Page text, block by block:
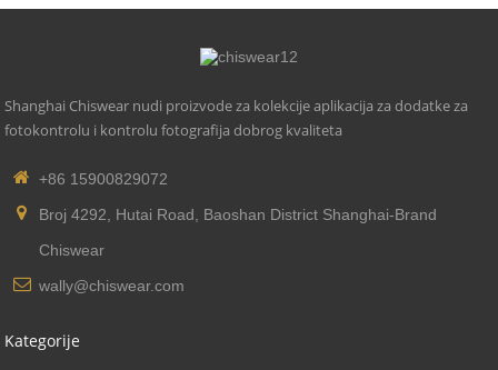
Shanghai Chiswear nudi proizvode za kolekcije aplikacija za dodatke za
fotokontrolu i kontrolu fotografija dobrog kvaliteta
+86 15900829072
Broj 4292, Hutai Road, Baoshan District Shanghai-Brand
Chiswear
wally@chiswear.com
Kategorije